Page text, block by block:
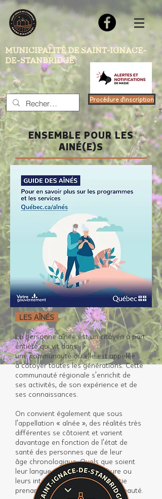
MUNICIPALITÉ DE SAINT-IGNACE-
DE-STANBRIDGE
Procédure d'inscription
ENSEMBLE POUR LES
AINÉ(E)S
LES AÎNÉS
La personne aînée est un citoyen à part
entière qui vit dans
une communauté où elle est appelée
à côtoyer toutes les générations. Cette
communauté régionale s’enrichit de
ses activités, de son expérience et de
ses connaissances.
On convient également que sous
l’appellation « aînée », des réalités très
différentes se côtoient et varient
davantage en fonction de l’état de
santé des personnes que de leur
âge chronologique. Quels que soient
leur langue, leur âge, leur culture ou
leurs intérêts, les aînés sont partie
prenante de la vie de leur communauté.